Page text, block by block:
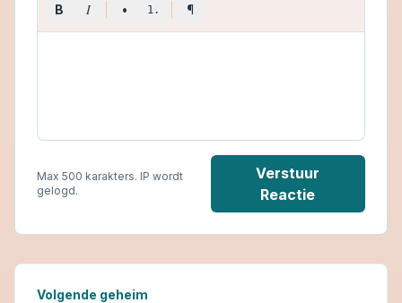
B I • 1. ¶
Max 500 karakters. IP wordt
gelogd.
Verstuur
Reactie
Volgende geheim